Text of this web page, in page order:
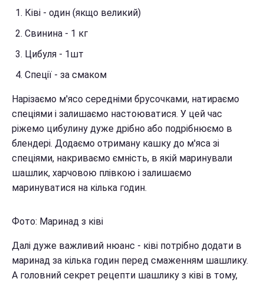
Ківі - один (якщо великий)
Свинина - 1 кг
Цибуля - 1шт
Спеції - за смаком
Нарізаємо м'ясо середніми брусочками, натираємо
спеціями і залишаємо настоюватися. У цей час
ріжемо цибулину дуже дрібно або подрібнюємо в
блендері. Додаємо отриману кашку до м'яса зі
спеціями, накриваємо ємність, в якій маринували
шашлик, харчовою плівкою і залишаємо
маринуватися на кілька годин.
Фото: Маринад з ківі
Далі дуже важливий нюанс - ківі потрібно додати в
маринад за кілька годин перед смаженням шашлику.
А головний секрет рецепти шашлику з ківі в тому,